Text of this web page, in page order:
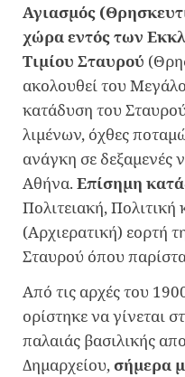
Αγιασμός
χώρα εντός των
Τιμίου Σταυρού
ακολουθεί του
κατάδυση του
λιμένων, όχθες
ανάγκη σε δεξαμενές
Αθήνα. Επίσημη
Πολιτειακή, Πολιτική
(Αρχιερατική) εορτή
Σταυρού όπου
Από τις αρχές του
ορίστηκε να γίνεται
παλαιάς βασιλικής
Δημαρχείου,σήμερα